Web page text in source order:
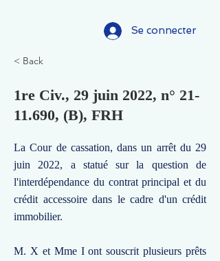
Se connecter
< Back
1re Civ., 29 juin 2022, n° 21-
11.690, (B), FRH
La Cour de cassation, dans un arrêt du 29
juin 2022, a statué sur la question de
l'interdépendance du contrat principal et du
crédit accessoire dans le cadre d'un crédit
immobilier.
M. X et Mme I ont souscrit plusieurs prêts